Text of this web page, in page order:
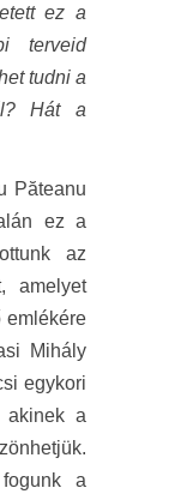
ez a
terveid
tudni a
Hát a
Păteanu
ez a
az
amelyet
emlékére
Mihály
egykori
akinek a
fogunk a